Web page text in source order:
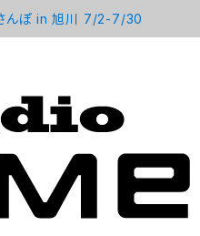
んぽ in 旭川 7/2-7/30